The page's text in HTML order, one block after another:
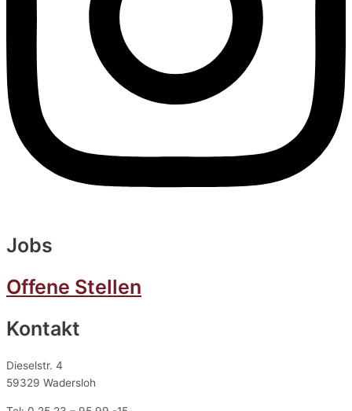
Jobs
Offene Stellen
Kontakt
Dieselstr. 4
59329 Wadersloh